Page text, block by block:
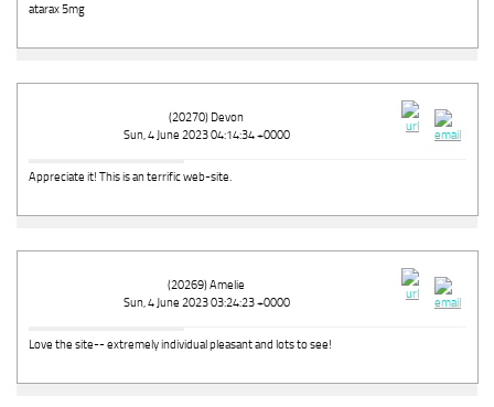
atarax 5mg
(20270) Devon
Sun, 4 June 2023 04:14:34 +0000
Appreciate it! This is an terrific web-site.
(20269) Amelie
Sun, 4 June 2023 03:24:23 +0000
Love the site-- extremely individual pleasant and lots to see!